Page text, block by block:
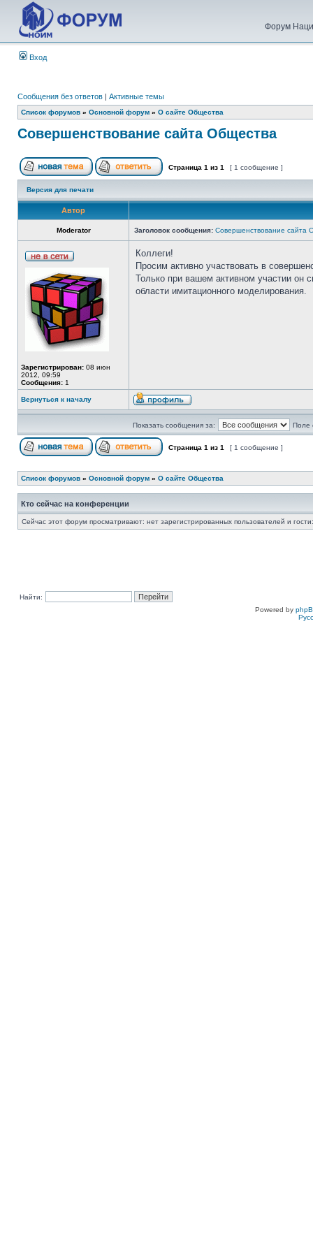
Форум
Вход
Сообщения без ответов | Активные темы
Список форумов » Основной форум » О сайте Общества
Совершенствование сайта Общества
Страница 1 из 1 [ 1 сообщение ]
Версия для печати
Автор
Moderator Заголовок сообщения: Совершенствование сайта
Зарегистрирован: 08 июн
2012, 09:59
Сообщения: 1
Коллеги!
Просим активно участвовать в
Только при вашем активном участии он
области имитационного моделирования.
Вернуться к началу
Показать сообщения за: Поле
Страница 1 из 1 [ 1 сообщение ]
Список форумов » Основной форум » О сайте Общества
Кто сейчас на конференции
Сейчас этот форум просматривают: нет зарегистрированных пользователей и
Найти:
Powered by